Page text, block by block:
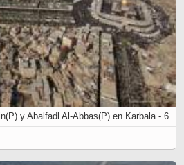
y Abalfadl Al-Abbas(P) en Karbala - 6